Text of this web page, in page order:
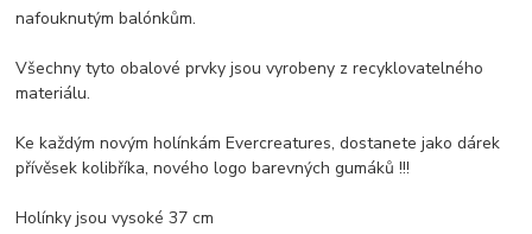
nafouknutým balónkům.
Všechny tyto obalové prvky jsou vyrobeny z recyklovatelného
materiálu.
Ke každým novým holínkám Evercreatures, dostanete jako dárek
přívěsek kolibříka, nového logo barevných gumáků !!!
Holínky jsou vysoké 37 cm